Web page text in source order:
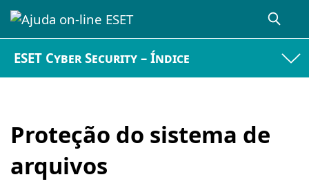
ESET Cyber Security – Índice
Proteção do sistema de
arquivos